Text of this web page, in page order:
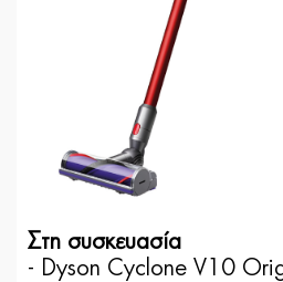
Στη συσκευασία
- Dyson Cyclone V10